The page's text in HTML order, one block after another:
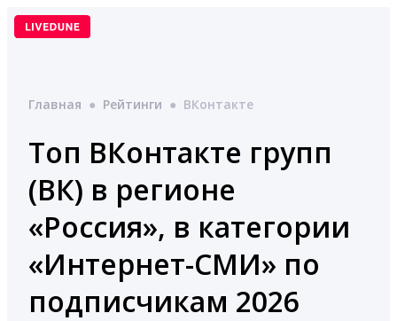
Перейти
Главная ● Рейтинги ● ВКонтакте
Топ ВКонтакте групп
(ВК) в регионе
«Россия», в категории
«Интернет-СМИ» по
подписчикам 2026